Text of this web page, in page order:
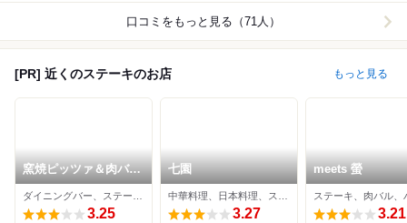
口コミをもっと見る（71人）
[PR] 近くのステーキのお店 もっと見る
窯焼ピッツァ＆肉バル
ビステッカ 西宮北口
店
3.25
七園
3.27
meets 螢
3.21